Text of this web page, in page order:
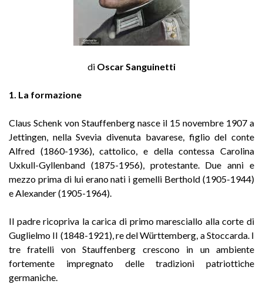
di Oscar Sanguinetti
1. La formazione
Claus Schenk von Stauffenberg nasce il 15 novembre 1907 a
Jettingen, nella Svevia divenuta bavarese, figlio del conte
Alfred (1860-1936), cattolico, e della contessa Carolina
Uxkull-Gyllenband (1875-1956), protestante. Due anni e
mezzo prima di lui erano nati i gemelli Berthold (1905-1944)
e Alexander (1905-1964).
Il padre ricopriva la carica di primo maresciallo alla corte di
Guglielmo II (1848-1921), re del Württemberg, a Stoccarda. I
tre fratelli von Stauffenberg crescono in un ambiente
fortemente impregnato delle tradizioni patriottiche
germaniche.